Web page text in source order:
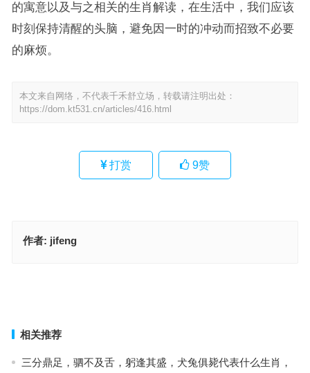
的寓意以及与之相关的生肖解读，在生活中，我们应该
时刻保持清醒的头脑，避免因一时的冲动而招致不必要
的麻烦。
本文来自网络，不代表千禾舒立场，转载请注明出处：
https://dom.kt531.cn/articles/416.html
打赏 9赞
作者: jifeng
相关推荐
三分鼎足，驷不及舌，躬逢其盛，犬兔俱毙代表什么生肖，